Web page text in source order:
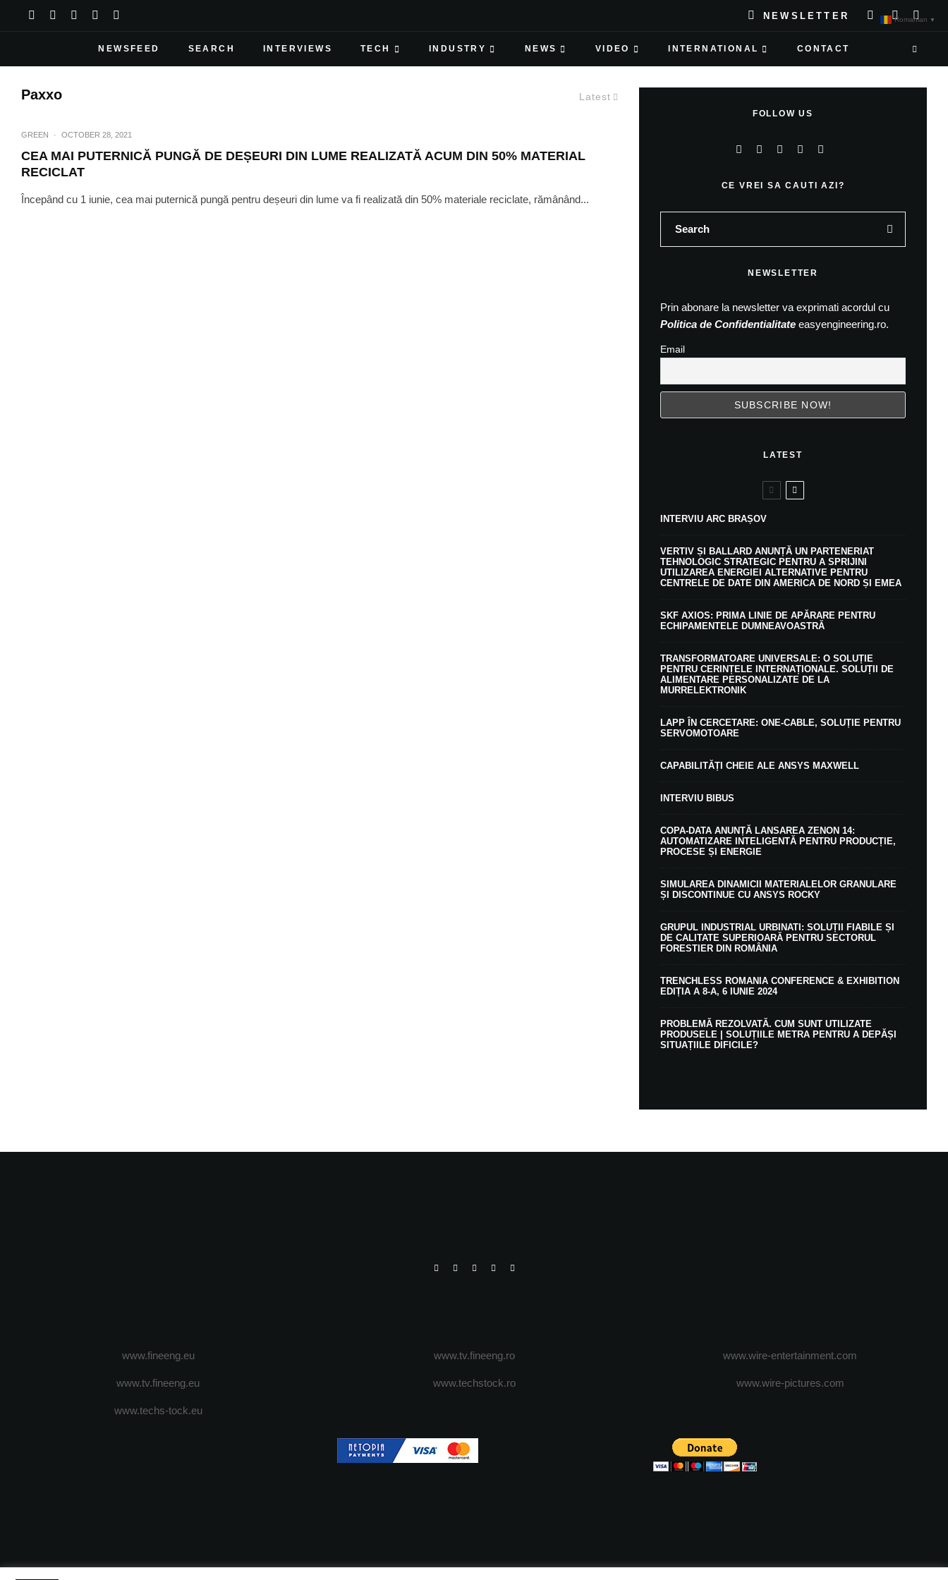
NEWSLETTER
NEWSFEED SEARCH INTERVIEWS TECH INDUSTRY NEWS VIDEO INTERNATIONAL CONTACT
Latest
Paxxo
GREEN · OCTOBER 28, 2021
CEA MAI PUTERNICĂ PUNGĂ DE DEȘEURI DIN LUME REALIZATĂ ACUM DIN 50% MATERIAL
RECICLAT
Începând cu 1 iunie, cea mai puternică pungă pentru deșeuri din lume va fi realizată din 50% materiale reciclate, rămânând...
FOLLOW US
CE VREI SA CAUTI AZI?
NEWSLETTER
Prin abonare la newsletter va exprimati acordul cu
Politica de Confidentialitate easyengineering.ro.
Email
LATEST
INTERVIU ARC BRAȘOV
VERTIV ȘI BALLARD ANUNȚĂ UN PARTENERIAT
TEHNOLOGIC STRATEGIC PENTRU A SPRIJINI
UTILIZAREA ENERGIEI ALTERNATIVE PENTRU
CENTRELE DE DATE DIN AMERICA DE NORD ȘI EMEA
SKF AXIOS: PRIMA LINIE DE APĂRARE PENTRU
ECHIPAMENTELE DUMNEAVOASTRĂ
TRANSFORMATOARE UNIVERSALE: O SOLUȚIE
PENTRU CERINȚELE INTERNAȚIONALE. SOLUȚII DE
ALIMENTARE PERSONALIZATE DE LA
MURRELEKTRONIK
LAPP ÎN CERCETARE: ONE-CABLE, SOLUȚIE PENTRU
SERVOMOTOARE
CAPABILITĂȚI CHEIE ALE ANSYS MAXWELL
INTERVIU BIBUS
COPA-DATA ANUNȚĂ LANSAREA ZENON 14:
AUTOMATIZARE INTELIGENTĂ PENTRU PRODUCȚIE,
PROCESE ȘI ENERGIE
SIMULAREA DINAMICII MATERIALELOR GRANULARE
ȘI DISCONTINUE CU ANSYS ROCKY
GRUPUL INDUSTRIAL URBINATI: SOLUȚII FIABILE ȘI
DE CALITATE SUPERIOARĂ PENTRU SECTORUL
FORESTIER DIN ROMÂNIA
TRENCHLESS ROMANIA CONFERENCE & EXHIBITION
EDIȚIA A 8-A, 6 IUNIE 2024
PROBLEMĂ REZOLVATĂ. CUM SUNT UTILIZATE
PRODUSELE | SOLUȚIILE METRA PENTRU A DEPĂȘI
SITUAȚIILE DIFICILE?
www.fineeng.eu
www.tv.fineeng.eu
www.techs-tock.eu
www.tv.fineeng.ro
www.techstock.ro
www.wire-entertainment.com
www.wire-pictures.com
Romanian ▼